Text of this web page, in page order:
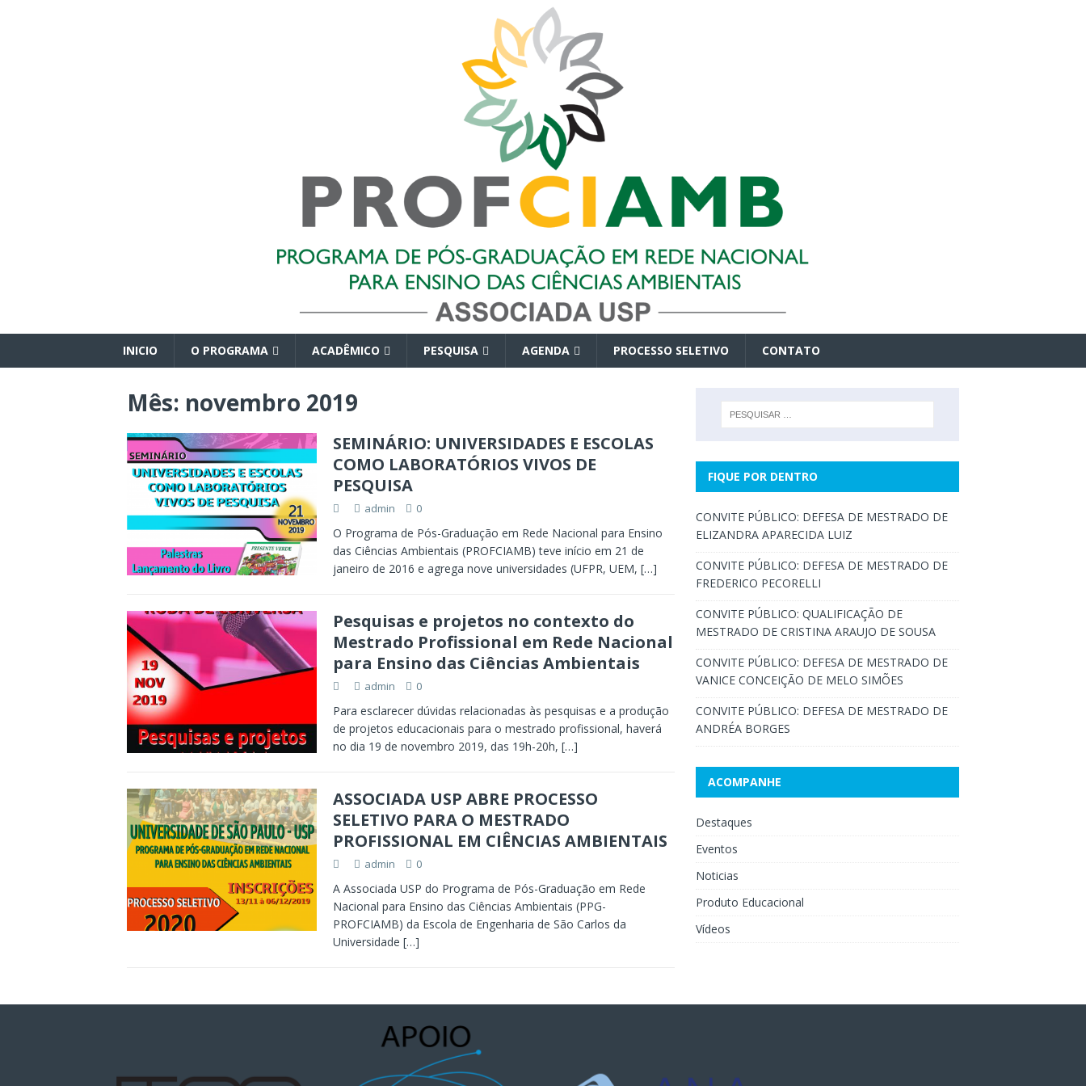
INICIO O PROGRAMA ACADÊMICO PESQUISA AGENDA PROCESSO SELETIVO CONTATO
Mês: novembro 2019
SEMINÁRIO: UNIVERSIDADES E ESCOLAS
COMO LABORATÓRIOS VIVOS DE
PESQUISA
admin 0
O Programa de Pós-Graduação em Rede Nacional para Ensino
das Ciências Ambientais (PROFCIAMB) teve início em 21 de
janeiro de 2016 e agrega nove universidades (UFPR, UEM, […]
Pesquisas e projetos no contexto do
Mestrado Profissional em Rede Nacional
para Ensino das Ciências Ambientais
admin 0
Para esclarecer dúvidas relacionadas às pesquisas e a produção
de projetos educacionais para o mestrado profissional, haverá
no dia 19 de novembro 2019, das 19h-20h, […]
ASSOCIADA USP ABRE PROCESSO
SELETIVO PARA O MESTRADO
PROFISSIONAL EM CIÊNCIAS AMBIENTAIS
admin 0
A Associada USP do Programa de Pós-Graduação em Rede
Nacional para Ensino das Ciências Ambientais (PPG-
PROFCIAMB) da Escola de Engenharia de São Carlos da
Universidade […]
FIQUE POR DENTRO
CONVITE PÚBLICO: DEFESA DE MESTRADO DE
ELIZANDRA APARECIDA LUIZ
CONVITE PÚBLICO: DEFESA DE MESTRADO DE
FREDERICO PECORELLI
CONVITE PÚBLICO: QUALIFICAÇÃO DE
MESTRADO DE CRISTINA ARAUJO DE SOUSA
CONVITE PÚBLICO: DEFESA DE MESTRADO DE
VANICE CONCEIÇÃO DE MELO SIMÕES
CONVITE PÚBLICO: DEFESA DE MESTRADO DE
ANDRÉA BORGES
ACOMPANHE
Destaques
Eventos
Noticias
Produto Educacional
Vídeos